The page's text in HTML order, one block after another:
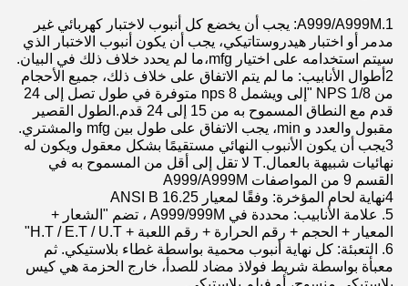
1.A999/A999M: يجب أن يخضع كل أنبوب لاختبار كهربائي غير
مدمر أو اختبار هيدروستاتيكي، يجب أن يكون أنبوب الاختبار الذي
سيتم استخدامه على اختيار mfg،ما لم يحدد خلاف ذلك في البيان.
2أطوال الأنابيب: ما لم يتم الاتفاق على خلاف ذلك، جميع الأحجام
من NPS 1/8 "إلى ويشمل nps 8 متوفرة في طول تصل إلى 24
قدم مع النطاق المسموح به من 15 إلى 24 قدم.الطول القصير
مقبول والعدد و min، يجب الاتفاق على طول بين mfg والمشتري.
3يجب أن يكون الأنبوب النهائي مستقيمًا بشكل معقول ويكون له
نهائيات شبيهة بالعمال.T لا تقل إلى أقل من المسموح به في
القسم 9 من المواصفات A999/A999M
4نهاية لحام المؤخرة: وفقًا لمعيار ANSI B 16.25
5. علامة الأنابيب: محددة في A999/999M ، تضم "الشعار +
المعيار + الحجم + رقم الحرارة + رقم اللعبة + H.T / E.T / U.T"
6. التعبئة: كل نهاية أنبوب محمية بواسطة غطاء بلاستيكي. ثم
معبأة بواسطة شريط فولاذ مضاد للصدأ، خارج الحزمة هي كيس